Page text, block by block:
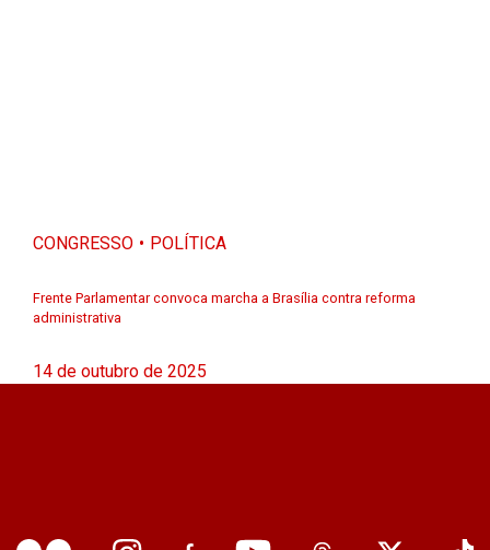
CONGRESSO POLÍTICA
Frente Parlamentar convoca marcha a Brasília contra reforma
administrativa
14 de outubro de 2025